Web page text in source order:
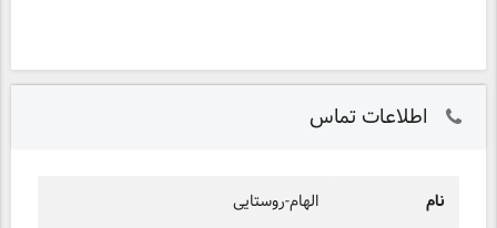
اطلاعات تماس
نام الهام-روستایی